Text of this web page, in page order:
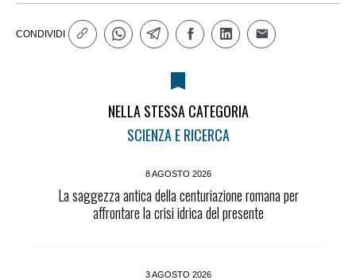
CONDIVIDI
NELLA STESSA CATEGORIA
SCIENZA E RICERCA
8 AGOSTO 2026
La saggezza antica della centuriazione romana per
affrontare la crisi idrica del presente
3 AGOSTO 2026